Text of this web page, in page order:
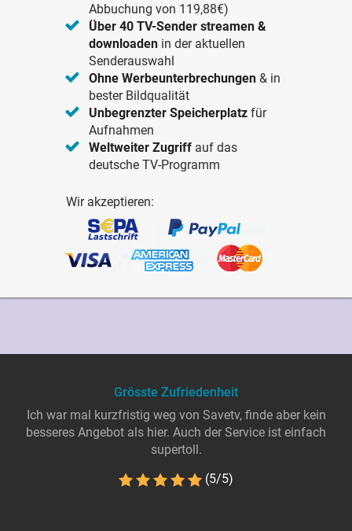
Abbuchung von 119,88€)
Über 40 TV-Sender streamen &
downloaden in der aktuellen
Senderauswahl
Ohne Werbeunterbrechungen & in
bester Bildqualität
Unbegrenzter Speicherplatz für
Aufnahmen
Weltweiter Zugriff auf das
deutsche TV-Programm
Wir akzeptieren:
Grösste Zufriedenheit
Ich war mal kurzfristig weg von Savetv, finde aber kein
besseres Angebot als hier. Auch der Service ist einfach
supertoll.
(5/5)